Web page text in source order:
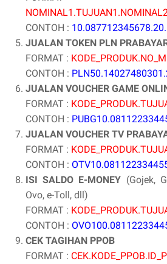
CONTOH :
JUALAN TOKEN PLN
FORMAT :
CONTOH :
JUALAN VOUCHER GAME
FORMAT :
CONTOH :
JUALAN VOUCHER TV
FORMAT :
CONTOH :
ISI SALDO E-MONEY (Gojek,
Ovo, e-Toll, dll)
FORMAT :
CONTOH :
CEK TAGIHAN PPOB
FORMAT :